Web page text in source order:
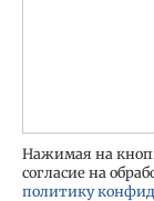
Нажимая на
согласие на
политику